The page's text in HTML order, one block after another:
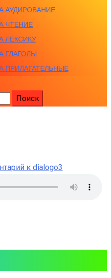
АУДИРОВАНИЕ
ЧТЕНИЕ
ЛЕКСИКУ
ГЛАГОЛЫ
ПРИЛАГАТЕЛЬНЫЕ
к dialogo3